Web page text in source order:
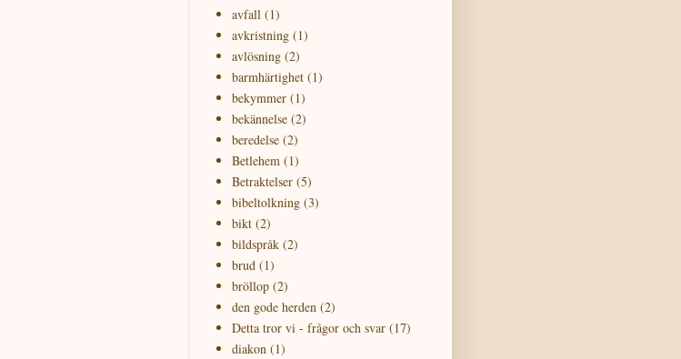
avfall (1)
avkristning (1)
avlösning (2)
barmhärtighet (1)
bekymmer (1)
bekännelse (2)
beredelse (2)
Betlehem (1)
Betraktelser (5)
bibeltolkning (3)
bikt (2)
bildspråk (2)
brud (1)
bröllop (2)
den gode herden (2)
Detta tror vi - frågor och svar (17)
diakon (1)